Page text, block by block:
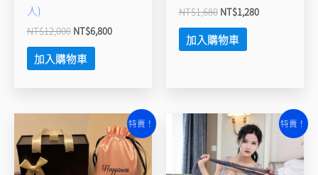
人)
NT$12,000 NT$6,800
加入購物車
NT$1,680 NT$1,280
加入購物車
特賣！
始
價
格：
NT$1,680。
前
價
格：
NT$1,280。
特賣！
價
格：
NT$550。
目
前
價
格：
NT$450。